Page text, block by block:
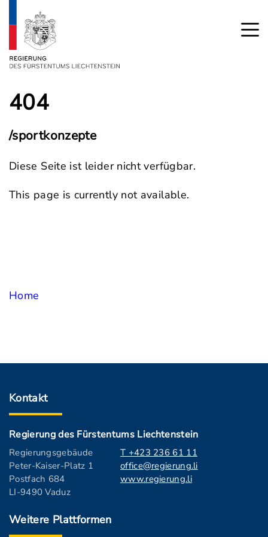
404
/sportkonzepte
Diese Seite ist leider nicht verfügbar.
This page is currently not available.
Home
Kontakt
Regierung des Fürstentums Liechtenstein
Regierungsgebäude
Peter-Kaiser-Platz 1
Postfach 684
LI-9490 Vaduz
T +423 236 61 11
office@regierung.li
www.regierung.li
Weitere Plattformen